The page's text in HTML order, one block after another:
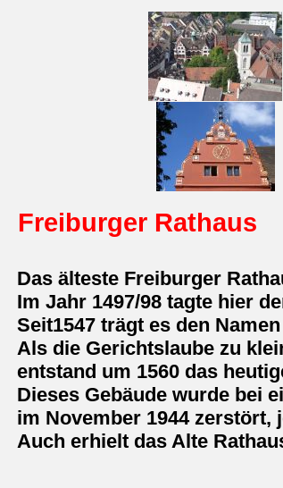
Freiburger Rathaus
Das älteste Freiburger
Im Jahr 1497/98 tagte hier
Seit1547 trägt es den
Als die Gerichtslaube zu
entstand um 1560 das
Dieses Gebäude wurde bei
im November 1944 zerstört,
Auch erhielt das Alte